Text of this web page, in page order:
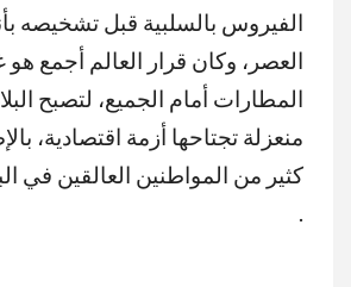
الفيروس بالسلبية قبل تشخيصه
العصر، وكان قرار العالم أجمع
المطارات أمام الجميع، لتصبح
منعزلة تجتاحها أزمة اقتصادية،
كثير من المواطنين العالقين في